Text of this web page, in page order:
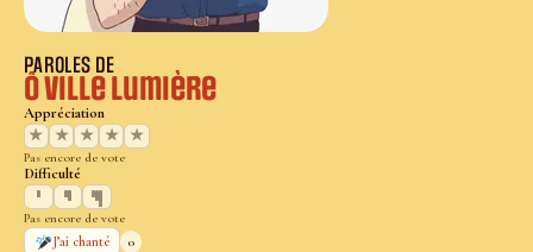
PAROLES DE
Ô Ville Lumière
Appréciation
★
★ ★ ★ ★
Pas encore de vote
Difficulté
Pas encore de vote
J’ai chanté
0